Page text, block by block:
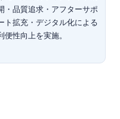
・品質追求・アフターサポ
ト拡充・デジタル化による
便性向上を実施。